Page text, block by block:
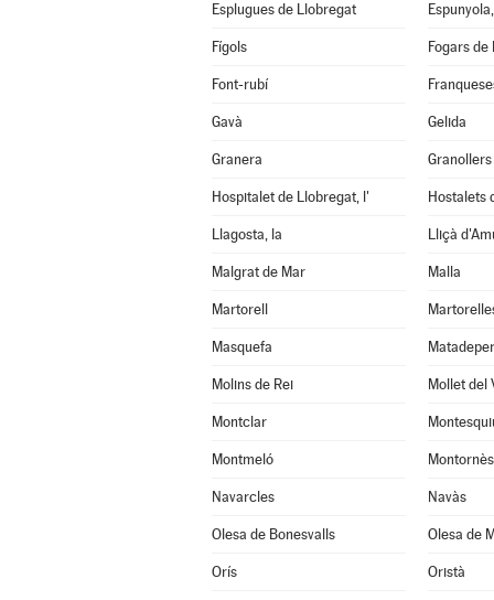
Esplugues de Llobregat
Fígols Fogars de
Font-rubí
Gavà Gelida
Granera Granollers
Hospitalet de Llobregat, l' Hostalets
Llagosta, la Lliçà
Malgrat de Mar Malla
Martorell
Masquefa
Molins de Rei Mollet del
Montclar
Montmeló
Navarcles Navàs
Olesa de Bonesvalls Olesa de
Orís Oristà